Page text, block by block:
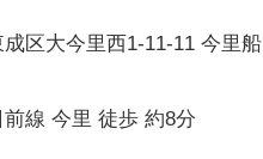
区大今里西1-11-11 今里船
線 今里 徒歩 約8分